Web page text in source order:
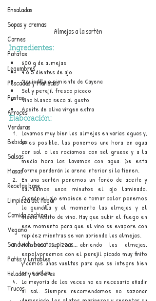
Ensaladas
Sopas y cremas
Carnes
Patatas
Legumbres
Pescados y Mariscos
Pastas
Arroces
Verduras
Bebidas
Salsas
Masas
Recetas base
Limpieza del hogar
Comida cochina
Vegano
Sandwich, bocatas, pizzas...
Patés y untables
Helados y sorbetes
Trucos
Almejas a la sartén
Ingredientes:
600 g de almejas
4 ó 5 dientes de ajo
1 guindilla o pimienta de Cayena
Sal y perejil fresco picado
Vino blanco seco al gusto
Aceite de oliva virgen extra
Elaboración:
Lavamos muy bien las almejas en varias aguas y,
si es posible, las ponemos una hora en agua
con sal o las rociamos con sal gruesa y a la
media hora las lavamos con agua. De esta
forma perderán la arena interior si la tienen.
En una sartén ponemos un fondo de aceite y
salteamos unos minutos el ajo laminado.
Cuando el ajo empiece a tomar color ponemos
la guindilla y al momento las almejas y el
medio vasito de vino. Hay que subir el fuego en
ese momento para que el vino se evapore con
rapidez mientras se van abriendo las almejas.
Mientras se van abriendo las almejas,
espolvoreamos con el perejil picado muy finito
y damos unas vueltas para que se integre bien
en la salsa.
La mayoría de las veces no es necesario añadir
ni sal. Siempre recomendamos no sazonar